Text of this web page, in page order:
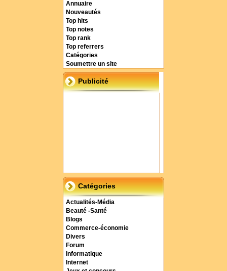
Annuaire
Nouveautés
Top hits
Top notes
Top rank
Top referrers
Catégories
Soumettre un site
Publicité
Catégories
Actualités-Média
Beauté -Santé
Blogs
Commerce-économie
Divers
Forum
Informatique
Internet